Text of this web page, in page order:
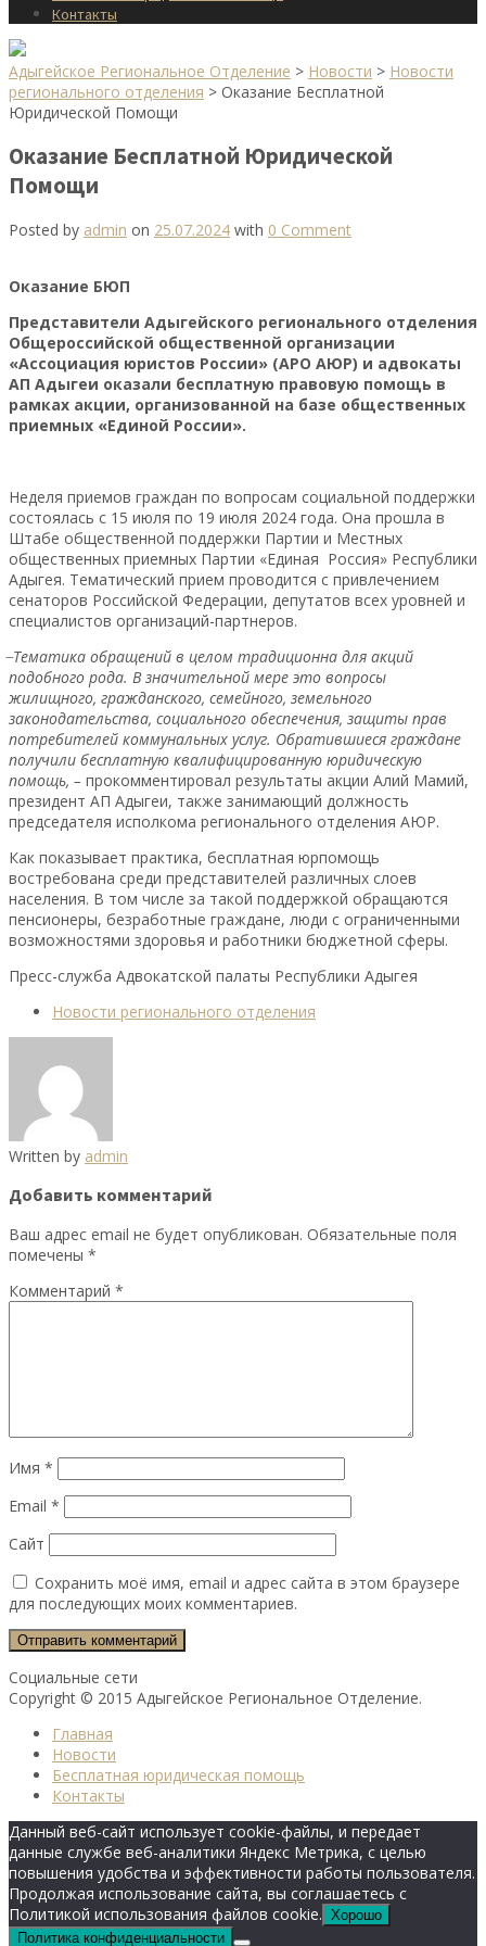
Контакты
Адыгейское Региональное Отделение > Новости > Новости
регионального отделения > Оказание Бесплатной
Юридической Помощи
Оказание Бесплатной Юридической
Помощи
Posted by admin on 25.07.2024 with 0 Comment
Оказание БЮП
Представители Адыгейского регионального отделения
Общероссийской общественной организации
«Ассоциация юристов России» (АРО АЮР) и адвокаты
АП Адыгеи оказали бесплатную правовую помощь в
рамках акции, организованной на базе общественных
приемных «Единой России».
Неделя приемов граждан по вопросам социальной поддержки
состоялась с 15 июля по 19 июля 2024 года. Она прошла в
Штабе общественной поддержки Партии и Местных
общественных приемных Партии «Единая Россия» Республики
Адыгея. Тематический прием проводится с привлечением
сенаторов Российской Федерации, депутатов всех уровней и
специалистов организаций-партнеров.
̶ Тематика обращений в целом традиционна для акций
подобного рода. В значительной мере это вопросы
жилищного, гражданского, семейного, земельного
законодательства, социального обеспечения, защиты прав
потребителей коммунальных услуг. Обратившиеся граждане
получили бесплатную квалифицированную юридическую
помощь, – прокомментировал результаты акции Алий Мамий,
президент АП Адыгеи, также занимающий должность
председателя исполкома регионального отделения АЮР.
Как показывает практика, бесплатная юрпомощь
востребована среди представителей различных слоев
населения. В том числе за такой поддержкой обращаются
пенсионеры, безработные граждане, люди с ограниченными
возможностями здоровья и работники бюджетной сферы.
Пресс-служба Адвокатской палаты Республики Адыгея
Новости регионального отделения
Written by admin
Добавить комментарий
Ваш адрес email не будет опубликован. Обязательные поля
помечены *
Комментарий *
Имя *
Email *
Сайт
Сохранить моё имя, email и адрес сайта в этом браузере
для последующих моих комментариев.
Социальные сети
Copyright © 2015 Адыгейское Региональное Отделение.
Главная
Новости
Бесплатная юридическая помощь
Контакты
Данный веб-сайт использует cookie-файлы, и передает
данные службе веб-аналитики Яндекс Метрика, с целью
повышения удобства и эффективности работы пользователя.
Продолжая использование сайта, вы соглашаетесь с
Политикой использования файлов cookie. Хорошо
Политика конфиденциальности